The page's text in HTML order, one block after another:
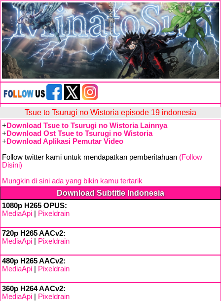
Tsue to Tsurugi no Wistoria episode 19 indonesia
+ Download Tsue to Tsurugi no Wistoria Lainnya
+ Download Ost Tsue to Tsurugi no Wistoria
+ Download Aplikasi Pemutar Video
Follow twitter kami untuk mendapatkan pemberitahuan (Follow
Disini)
Mungkin di sini ada yang bikin kamu tertarik
Download Subtitle Indonesia
1080p H265 OPUS:
MediaApi
Pixeldrain
720p H265 AACv2:
MediaApi
Pixeldrain
480p H265 AACv2:
MediaApi
Pixeldrain
360p H264 AACv2:
MediaApi
Pixeldrain